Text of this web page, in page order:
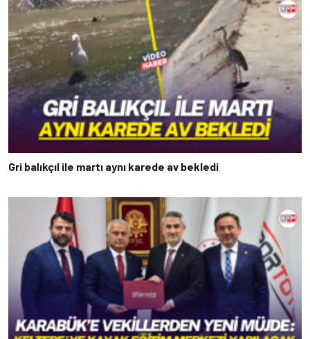
Gri balıkçıl ile martı aynı karede av bekledi